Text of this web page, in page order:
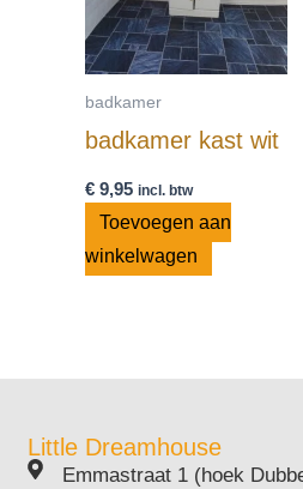
badkamer
badkamer kast wit
€ 9,95 incl. btw
Toevoegen aan
winkelwagen
Little Dreamhouse
Emmastraat 1 (hoek